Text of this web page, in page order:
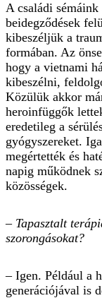
A családi
beidegződések
kibeszéljük a
formában. Az
hogy a vietnami
kibeszélni,
Közülük akkor
heroinfüggők
eredetileg a
gyógyszereket.
megértették és
na­pig működnek
közösségek.
– Tapasztalt
szorongásokat?
– Igen. Például a
generációjával is